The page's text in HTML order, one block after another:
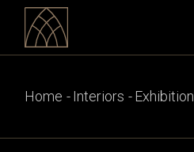
Home Interiors Exhibition